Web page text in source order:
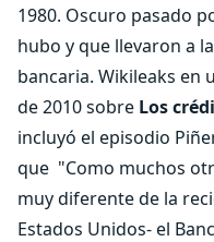
1980. Oscuro pasado
hubo y que llevaron a
bancaria. Wikileaks en
de 2010 sobre Los
incluyó el episodio
que "Como muchos
muy diferente de la
Estados Unidos- el